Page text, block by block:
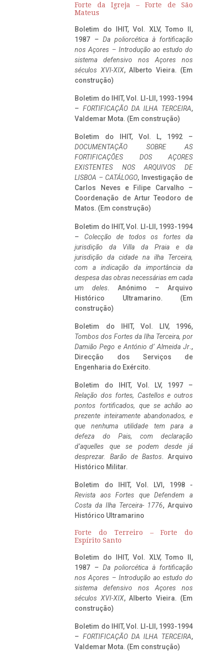
Forte da Igreja – Forte de São
Mateus
Boletim do IHIT, Vol. XLV, Tomo II,
1987 – Da poliorcética à fortificação
nos Açores – Introdução ao estudo do
sistema defensivo nos Açores nos
séculos XVI-XIX, Alberto Vieira. (Em
construção)
Boletim do IHIT, Vol. LI-LII, 1993-1994
– FORTIFICAÇÃO DA ILHA TERCEIRA,
Valdemar Mota. (Em construção)
Boletim do IHIT, Vol. L, 1992 –
DOCUMENTAÇÃO SOBRE AS
FORTIFICAÇÕES DOS AÇORES
EXISTENTES NOS ARQUIVOS DE
LISBOA – CATÁLOGO, Investigação de
Carlos Neves e Filipe Carvalho –
Coordenação de Artur Teodoro de
Matos. (Em construção)
Boletim do IHIT, Vol. LI-LII, 1993-1994
– Colecção de todos os fortes da
jurisdição da Villa da Praia e da
jurisdição da cidade na ilha Terceira,
com a indicação da importância da
despesa das obras necessárias em cada
um deles. Anónimo – Arquivo
Histórico Ultramarino. (Em
construção)
Boletim do IHIT, Vol. LIV, 1996,
Tombos dos Fortes da Ilha Terceira, por
Damião Pego e António d’ Almeida Jr.,
Direcção dos Serviços de
Engenharia do Exército.
Boletim do IHIT, Vol. LV, 1997 –
Relação dos fortes, Castellos e outros
pontos fortificados, que se achão ao
prezente inteiramente abandonados, e
que nenhuma utilidade tem para a
defeza do Pais, com declaração
d’aquelles que se podem desde já
desprezar. Barão de Bastos. Arquivo
Histórico Militar.
Boletim do IHIT, Vol. LVI, 1998 -
Revista aos Fortes que Defendem a
Costa da Ilha Terceira- 1776, Arquivo
Histórico Ultramarino
Forte do Terreiro – Forte do
Espírito Santo
Boletim do IHIT, Vol. XLV, Tomo II,
1987 – Da poliorcética à fortificação
nos Açores – Introdução ao estudo do
sistema defensivo nos Açores nos
séculos XVI-XIX, Alberto Vieira. (Em
construção)
Boletim do IHIT, Vol. LI-LII, 1993-1994
– FORTIFICAÇÃO DA ILHA TERCEIRA,
Valdemar Mota. (Em construção)